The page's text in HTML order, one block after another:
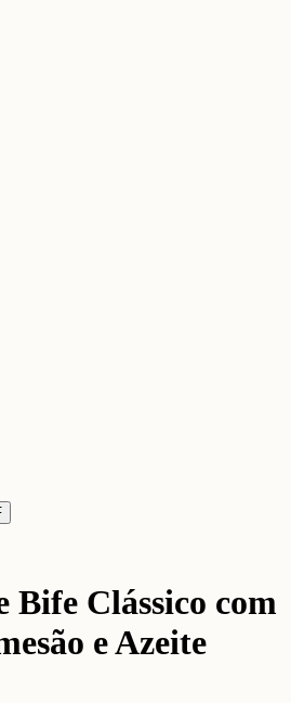
Bife Clássico com
e Azeite